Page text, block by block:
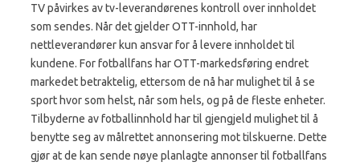
TV påvirkes av tv-leverandørenes kontroll over innholdet
som sendes. Når det gjelder OTT-innhold, har
nettleverandører kun ansvar for å levere innholdet til
kundene. For fotballfans har OTT-markedsføring endret
markedet betraktelig, ettersom de nå har mulighet til å se
sport hvor som helst, når som hels, og på de fleste enheter.
Tilbyderne av fotballinnhold har til gjengjeld mulighet til å
benytte seg av målrettet annonsering mot tilskuerne. Dette
gjør at de kan sende nøye planlagte annonser til fotballfans